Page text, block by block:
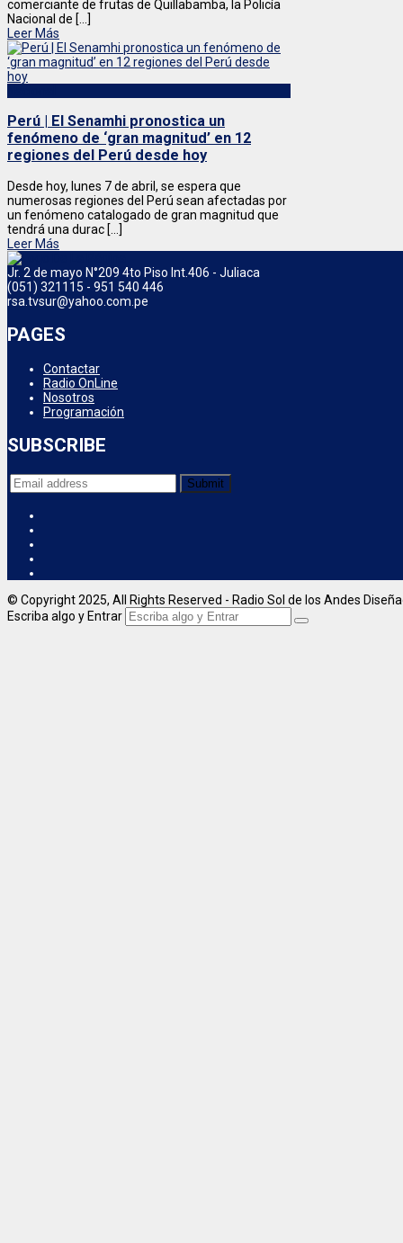
comerciante de frutas de Quillabamba, la Policía
Nacional de [...]
Leer Más
Perú | El Senamhi pronostica un
fenómeno de ‘gran magnitud’ en 12
regiones del Perú desde hoy
Desde hoy, lunes 7 de abril, se espera que
numerosas regiones del Perú sean afectadas por
un fenómeno catalogado de gran magnitud que
tendrá una durac [...]
Leer Más
Jr. 2 de mayo N°209 4to Piso Int.406 - Juliaca
(051) 321115 - 951 540 446
rsa.tvsur@yahoo.com.pe
PAGES
Contactar
Radio OnLine
Nosotros
Programación
SUBSCRIBE
© Copyright 2025, All Rights Reserved - Radio Sol de los Andes
Escriba algo y Entrar